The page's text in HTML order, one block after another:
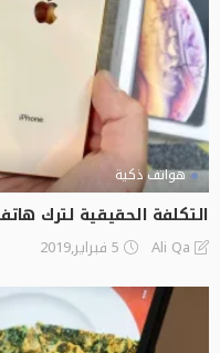
هواتف ذكية
التكلفة الحقيقية لترك
Ali Qa 5 فبراير,2019